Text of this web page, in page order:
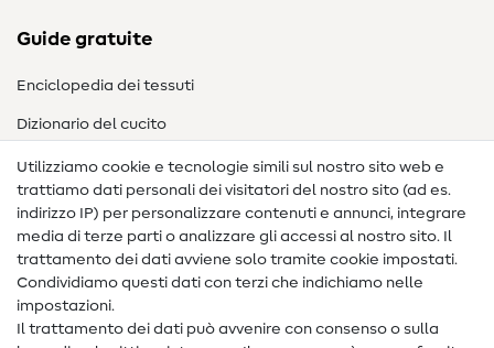
Guide gratuite
Enciclopedia dei tessuti
Dizionario del cucito
Nähanleitungen
Assistenza e contatto
Contatto
Informazioni sul nuovo proprietario
FAQ
Utilizziamo cookie e tecnologie simili sul nostro sito web e
trattiamo dati personali dei visitatori del nostro sito (ad es.
indirizzo IP) per personalizzare contenuti e annunci, integrare
media di terze parti o analizzare gli accessi al nostro sito. Il
trattamento dei dati avviene solo tramite cookie impostati.
Condividiamo questi dati con terzi che indichiamo nelle
impostazioni.
Il trattamento dei dati può avvenire con consenso o sulla